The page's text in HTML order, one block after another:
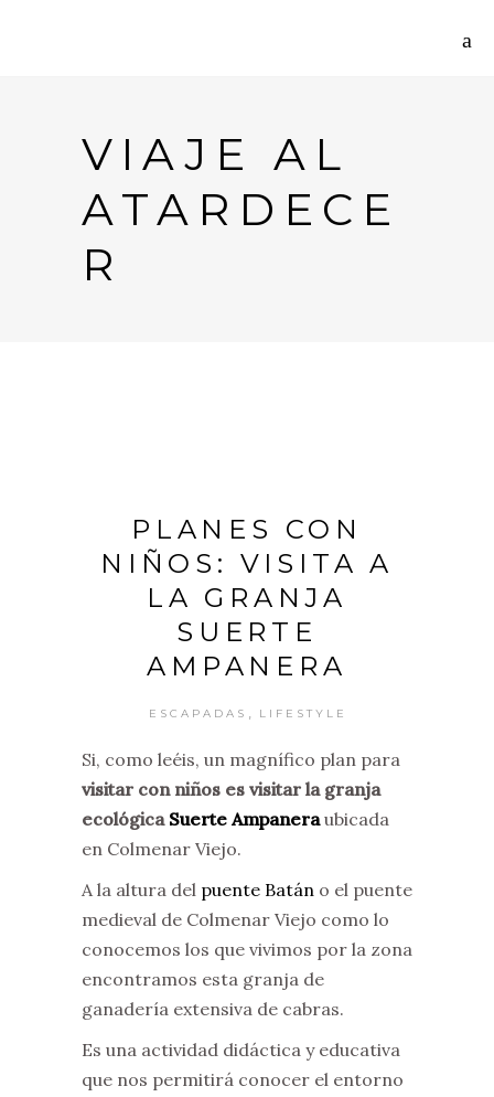
VIAJE AL
ATARDECE
R
PLANES CON
NIÑOS: VISITA A
LA GRANJA
SUERTE
AMPANERA
ESCAPADAS LIFESTYLE
Si, como leéis, un magnífico plan para
visitar con niños es visitar la granja
ecológica Suerte Ampaneraubicada
en Colmenar Viejo.
A la altura del puente Batán o el puente
medieval de Colmenar Viejo como lo
conocemos los que vivimos por la zona
encontramos esta granja de
ganadería extensiva de cabras.
Es una actividad didáctica y educativa
que nos permitirá conocer el entorno